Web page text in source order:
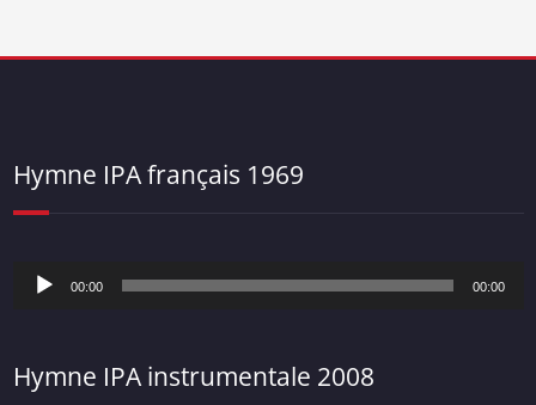
Hymne IPA français 1969
Lecteur
audio
00:00 00:00
Hymne IPA instrumentale 2008